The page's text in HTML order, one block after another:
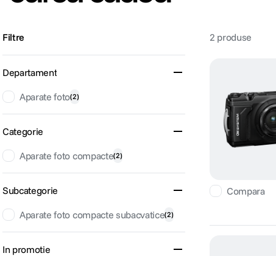
card memorie
dji osmo
Filtre
Departament
Aparate foto(2)
Categorie
Aparate foto compacte(2)
Subcategorie
Aparate foto compacte subacvatice(2)
In promotie
2 produse
Compara